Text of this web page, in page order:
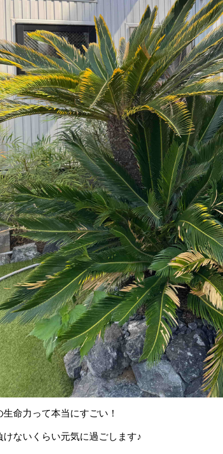
生命力って本当にすごい！
けないくらい元気に過ごします♪